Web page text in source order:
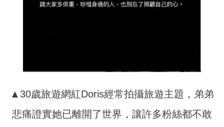
▲30歲旅遊網紅Doris經常拍攝旅遊主題，弟弟
悲痛證實她已離開了世界，讓許多粉絲都不敢